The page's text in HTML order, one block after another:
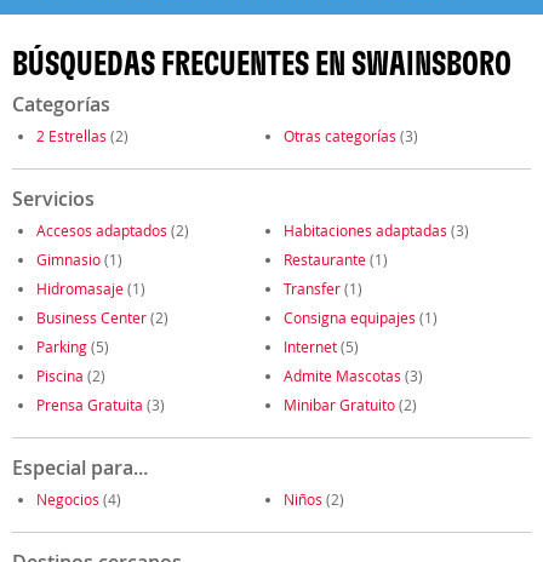
BÚSQUEDAS FRECUENTES EN SWAINSBORO
Categorías
2 Estrellas (2) Otras categorías (3)
Servicios
Accesos adaptados (2) Habitaciones adaptadas (3)
Gimnasio(1) Restaurante(1)
Hidromasaje(1) Transfer(1)
Business Center(2) Consigna equipajes (1)
Parking(5) Internet(5)
Piscina (2) Admite Mascotas (3)
Prensa Gratuita (3) Minibar Gratuito(2)
Especial para...
Negocios (4) Niños (2)